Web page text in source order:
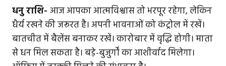
धनु राशि- आज आपका आत्मविश्वास तो भरपूर रहेगा, लेकिन
धैर्य रखने की जरूरत है। अपनी भावनाओं को कंट्रोल में रखें।
बातचीत में बैलेंस बनाकर रखें। कारोबार में वृद्धि होगी। माता
से धन मिल सकता है। बड़े-बुजुर्गों का आशीर्वाद मिलेगा।